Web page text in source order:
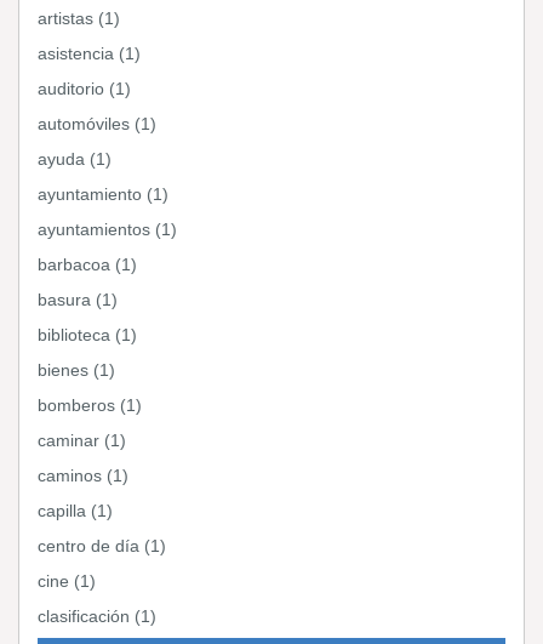
artistas (1)
asistencia (1)
auditorio (1)
automóviles (1)
ayuda (1)
ayuntamiento (1)
ayuntamientos (1)
barbacoa (1)
basura (1)
biblioteca (1)
bienes (1)
bomberos (1)
caminar (1)
caminos (1)
capilla (1)
centro de día (1)
cine (1)
clasificación (1)